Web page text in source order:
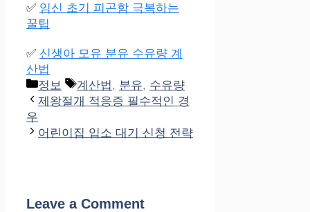
✅ 임신 초기 피곤함 극복하는
꿀팁
✅ 신생아 모유 분유 수유량 계
산법
Categories
정보 Tags
계산법, 분유, 수유량
제왕절개 적응증 필수적인 경
우
어린이집 입소 대기 신청 전략
Leave a Comment